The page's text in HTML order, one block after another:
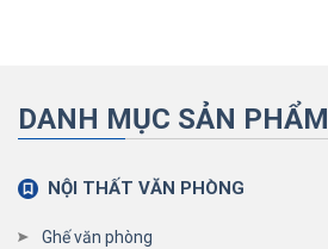
DANH MỤC SẢN PHẨM
NỘI THẤT VĂN PHÒNG
Ghế văn phòng